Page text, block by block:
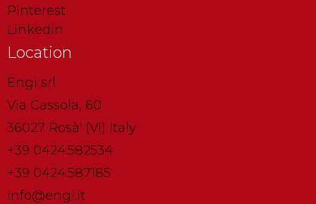
Pinterest
Linkedin
Location
Engi srl
Via Cassola, 60
36027 Rosà' (VI) Italy
+39 0424.582534
+39 0424.587185
info@engi.it